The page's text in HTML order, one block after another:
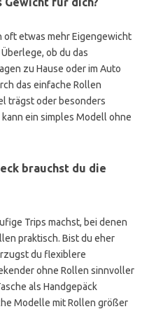
oft etwas mehr Eigengewicht
ob du das
zu Hause oder im Auto
das einfache Rollen
trägst oder besonders
ein simples Modell ohne
brauchst du die
Trips machst, bei denen
praktisch. Bist du eher
du flexiblere
ohne Rollen sinnvoller
als Handgepäck
Modelle mit Rollen größer